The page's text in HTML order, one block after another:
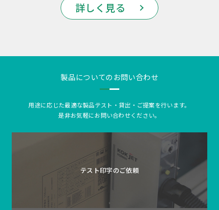
詳しく見る
製品についてのお問い合わせ
用途に応じた最適な製品テスト・貸出・ご提案を行います。
是非お気軽にお問い合わせください。
テスト印字のご依頼